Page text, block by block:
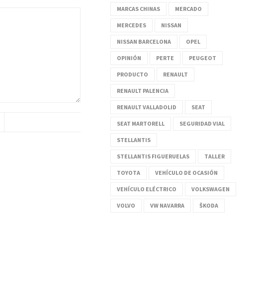
MARCAS CHINAS MERCADO
MERCEDES NISSAN
NISSAN BARCELONA OPEL
OPINIÓN PERTE PEUGEOT
PRODUCTO RENAULT
RENAULT PALENCIA
RENAULT VALLADOLID SEAT
SEAT MARTORELL SEGURIDAD VIAL
STELLANTIS
STELLANTIS FIGUERUELAS TALLER
TOYOTA VEHÍCULO DE OCASIÓN
VEHÍCULO ELÉCTRICO VOLKSWAGEN
VOLVO VW NAVARRA ŠKODA